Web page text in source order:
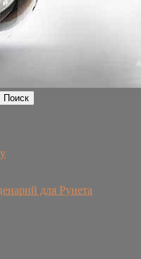
для Рунета